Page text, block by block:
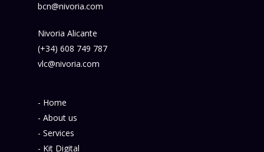
bcn@nivoria.com
Nivoria Alicante
(+34) 608 749 787
vlc@nivoria.com
- Home
- About us
- Services
- Kit Digital